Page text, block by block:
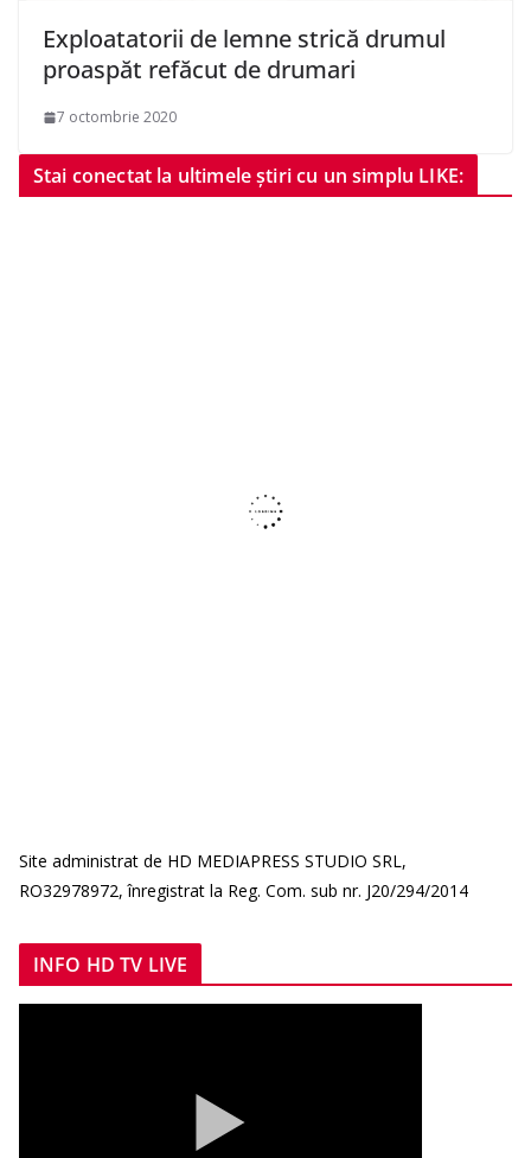
Exploatatorii de lemne strică drumul
proaspăt refăcut de drumari
7 octombrie 2020
Stai conectat la ultimele știri cu un simplu LIKE:
Site administrat de HD MEDIAPRESS STUDIO SRL,
RO32978972, înregistrat la Reg. Com. sub nr. J20/294/2014
INFO HD TV LIVE